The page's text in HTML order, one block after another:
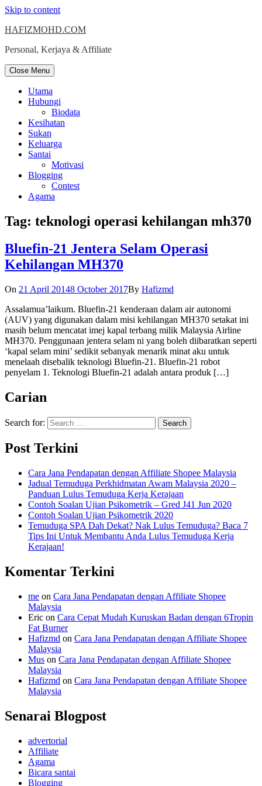
Skip to content
HAFIZMOHD.COM
Personal, Kerjaya & Affiliate
Close Menu
Utama
Hubungi
Biodata
Kesihatan
Sukan
Keluarga
Santai
Motivasi
Blogging
Contest
Agama
Tag: teknologi operasi kehilangan mh370
Bluefin-21 Jentera Selam Operasi
Kehilangan MH370
On 21 April 20148 October 2017By Hafizmd
Assalamua’laikum. Bluefin-21 kenderaan dalam air autonomi
(AUV) yang digunakan dalam misi kehilangan MH370 setakat ini
masih belum mencatat imej kapal terbang milik Malaysia Airline
MH370. Penggunaan jentera selam ni yang boleh diibaratkan seperti
‘kapal selam mini’ sedikit sebanyak menarik minat aku untuk
menelaah disebalik teknologi Bluefin-21. Bluefin-21 robot
penyelam 1. Teknologi Bluefin-21 adalah antara produk […]
Carian
Search for:
Post Terkini
Cara Jana Pendapatan dengan Affiliate Shopee Malaysia
Jadual Temuduga Perkhidmatan Awam Malaysia 2020 –
Panduan Lulus Temuduga Kerja Kerajaan
Contoh Soalan Ujian Psikometrik – Gred J41 Jun 2020
Contoh Soalan Ujian Psikometrik 2020
Temuduga SPA Dah Dekat? Nak Lulus Temuduga? Baca 7
Tips Ini Untuk Membantu Anda Lulus Temuduga Kerja
Kerajaan!
Komentar Terkini
me on Cara Jana Pendapatan dengan Affiliate Shopee
Malaysia
Eric on Cara Cepat Mudah Kuruskan Badan dengan 6Tropin
Fat Burner
Hafizmd on Cara Jana Pendapatan dengan Affiliate Shopee
Malaysia
Mus on Cara Jana Pendapatan dengan Affiliate Shopee
Malaysia
Hafizmd on Cara Jana Pendapatan dengan Affiliate Shopee
Malaysia
Senarai Blogpost
advertorial
Affiliate
Agama
Bicara santai
Blogging